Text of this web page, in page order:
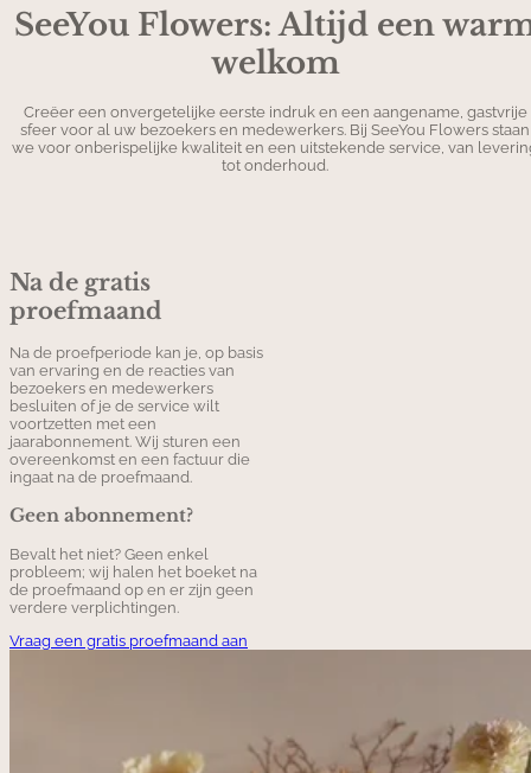
SeeYou Flowers: Altijd een
welkom
Creëer een onvergetelijke eerste indruk en een aangename, gastvrije
sfeer voor al uw bezoekers en medewerkers. Bij SeeYou Flowers staan
we voor onberispelijke kwaliteit en een uitstekende service, van
tot onderhoud.
Na de gratis
proefmaand
Na de proefperiode kan je, op basis
van ervaring en de reacties van
bezoekers en medewerkers
besluiten of je de service wilt
voortzetten met een
jaarabonnement. Wij sturen een
overeenkomst en een factuur die
ingaat na de proefmaand.
Geen abonnement?
Bevalt het niet? Geen enkel
probleem; wij halen het boeket na
de proefmaand op en er zijn geen
verdere verplichtingen.
Vraag een gratis proefmaand aan